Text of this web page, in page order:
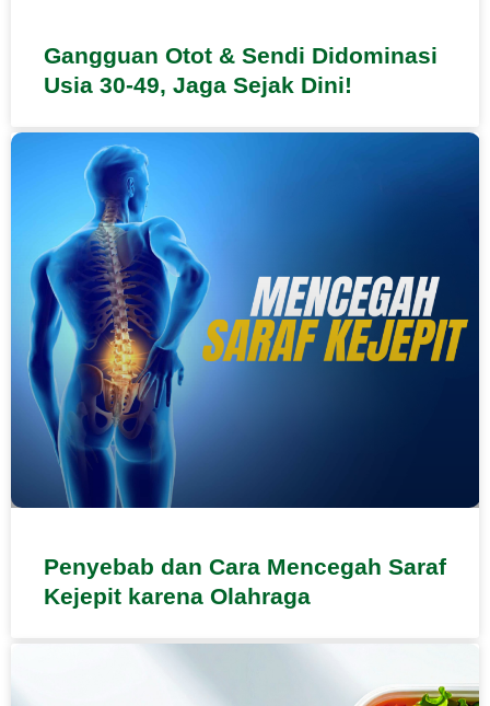
Gangguan Otot & Sendi Didominasi
Usia 30-49, Jaga Sejak Dini!
Penyebab dan Cara Mencegah Saraf
Kejepit karena Olahraga